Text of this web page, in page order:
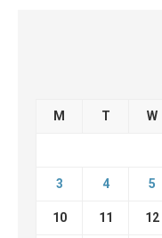
M T W
3 4 5
10 11 12